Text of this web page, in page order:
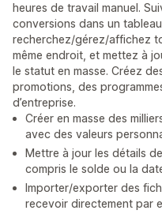
heures de travail manuel.
conversions dans un
recherchez/gérez/affichez
même endroit, et mettez à
le statut en masse. Créez
promotions, des
d’entreprise.
Créer en masse des
avec des valeurs
Mettre à jour les détails
compris le solde ou la
Importer/exporter des
recevoir directement par